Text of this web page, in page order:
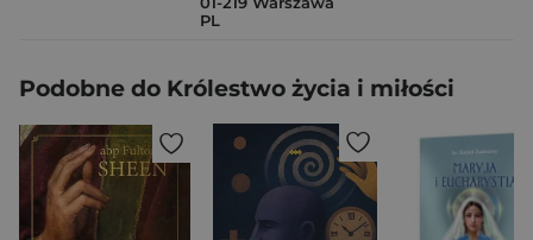
PL
Podobne do Królestwo życia i miłości